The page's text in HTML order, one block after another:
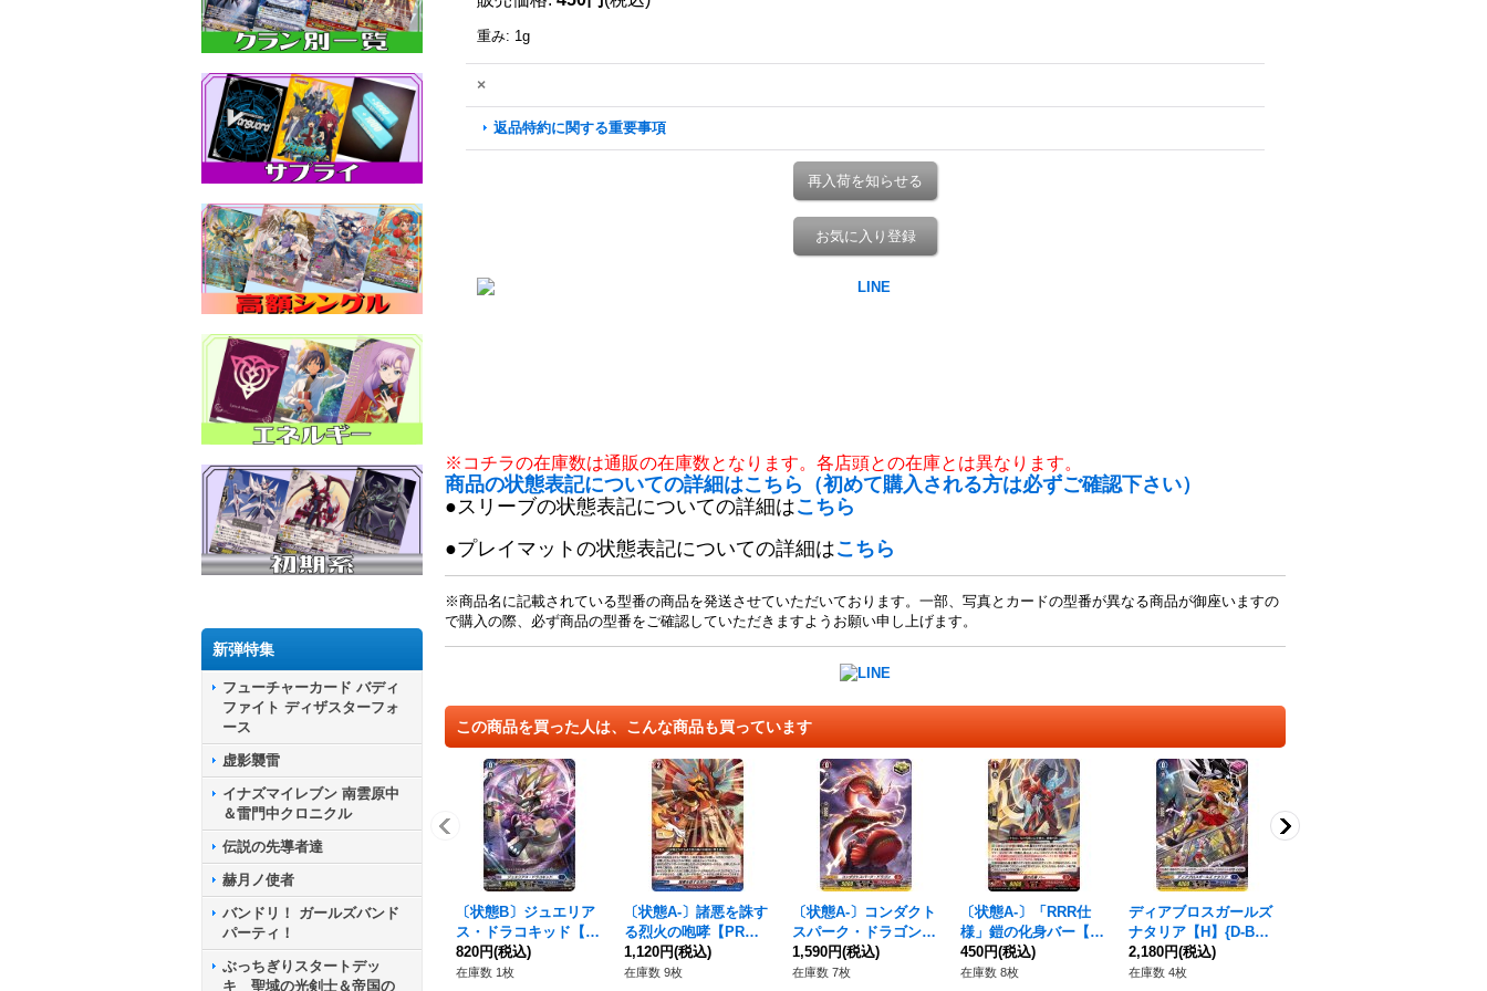
新弾特集
フューチャーカード バディ
ファイト ディザスターフォ
ース
虚影襲雷
イナズマイレブン 南雲原中
＆雷門中クロニクル
伝説の先導者達
赫月ノ使者
バンドリ！ ガールズバンド
パーティ！
ぶっちぎりスタートデッ
キ 聖域の光剣士＆帝国の
重み: 1g
×
返品特約に関する重要事項
再入荷を知らせる
お気に入り登録
※コチラの在庫数は通販の在庫数となります。各店頭との在庫とは異なります。
商品の状態表記についての詳細はこちら（初めて購入される方は必ずご確認下さい）
●スリーブの状態表記についての詳細はこちら
●プレイマットの状態表記についての詳細はこちら
※商品名に記載されている型番の商品を発送させていただいております。一部、写真とカードの型番が異なる商品が御座いますの
で購入の際、必ず商品の型番をご確認していただきますようお願い申し上げます。
この商品を買った人は、こんな商品も買っています
〔状態B〕ジュエリア
ス・ドラコキッド【F
R】{D-PR/280}《ダー
クステイツ》
820円(税込)
在庫数 1枚
〔状態A-〕諸悪を誅す
る烈火の咆哮【PR】
{D-PR/903}《ドラゴン
エンパイア》
1,120円(税込)
在庫数 9枚
〔状態A-〕コンダクト
スパーク・ドラゴン
【H】{D-BT01/H07}
《ドラゴンエンパイ
1,590円(税込)
在庫数 7枚
〔状態A-〕「RRR仕
様」鎧の化身バー【T
DR】{DZ-SS15/003R}
《ドラゴンエンパイ
450円(税込)
在庫数 8枚
ディアブロスガールズ
ナタリア【H】{D-BT0
2/H14}《ダークステイ
ツ》
2,180円(税込)
在庫数 4枚